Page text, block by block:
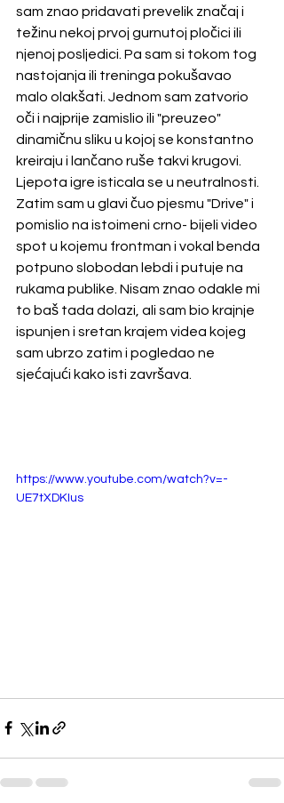
sam znao pridavati prevelik značaj i
težinu nekoj prvoj gurnutoj pločici ili
njenoj posljedici. Pa sam si tokom tog
nastojanja ili treninga pokušavao
malo olakšati. Jednom sam zatvorio
oči i najprije zamislio ili "preuzeo"
dinamičnu sliku u kojoj se konstantno
kreiraju i lančano ruše takvi krugovi.
Ljepota igre isticala se u neutralnosti.
Zatim sam u glavi čuo pjesmu "Drive" i
pomislio na istoimeni crno- bijeli video
spot u kojemu frontman i vokal benda
potpuno slobodan lebdi i putuje na
rukama publike. Nisam znao odakle mi
to baš tada dolazi, ali sam bio krajnje
ispunjen i sretan krajem videa kojeg
sam ubrzo zatim i pogledao ne
sjećajući kako isti završava.
https://www.youtube.com/watch?v=-
UE7tXDKIus